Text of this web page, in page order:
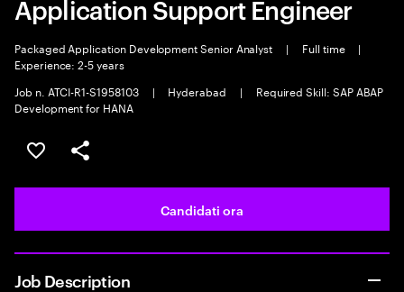
Application Support Engineer
Packaged Application Development Senior Analyst | Full time
|
Experience: 2-5 years
Job n. ATCI-R1-S1958103
| Hyderabad |
Required Skill: SAP ABAP
Development for HANA
Salva l'annuncio
Condividi l'annuncio
Candidati ora
Job Description